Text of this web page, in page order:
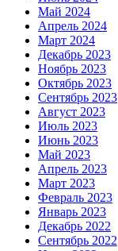
Май 2024
Апрель 2024
Март 2024
Декабрь 2023
Ноябрь 2023
Октябрь 2023
Сентябрь 2023
Август 2023
Июль 2023
Июнь 2023
Май 2023
Апрель 2023
Март 2023
Февраль 2023
Январь 2023
Декабрь 2022
Сентябрь 2022